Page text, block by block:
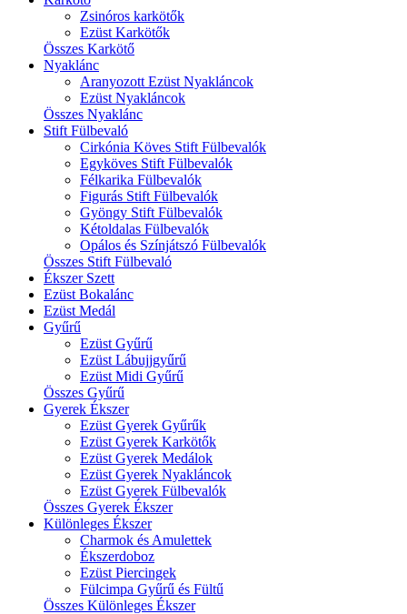
Zsinóros karkötők
Ezüst Karkötők
Összes Karkötő
Nyaklánc
Aranyozott Ezüst Nyakláncok
Ezüst Nyakláncok
Összes Nyaklánc
Stift Fülbevaló
Cirkónia Köves Stift Fülbevalók
Egyköves Stift Fülbevalók
Félkarika Fülbevalók
Figurás Stift Fülbevalók
Gyöngy Stift Fülbevalók
Kétoldalas Fülbevalók
Opálos és Színjátszó Fülbevalók
Összes Stift Fülbevaló
Ékszer Szett
Ezüst Bokalánc
Ezüst Medál
Gyűrű
Ezüst Gyűrű
Ezüst Lábujjgyűrű
Ezüst Midi Gyűrű
Összes Gyűrű
Gyerek Ékszer
Ezüst Gyerek Gyűrűk
Ezüst Gyerek Karkötők
Ezüst Gyerek Medálok
Ezüst Gyerek Nyakláncok
Ezüst Gyerek Fülbevalók
Összes Gyerek Ékszer
Különleges Ékszer
Charmok és Amulettek
Ékszerdoboz
Ezüst Piercingek
Fülcimpa Gyűrű és Fültű
Összes Különleges Ékszer